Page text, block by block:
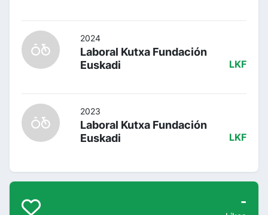
2024
Laboral Kutxa Fundación
Euskadi
LKF
2023
Laboral Kutxa Fundación
Euskadi
LKF
-